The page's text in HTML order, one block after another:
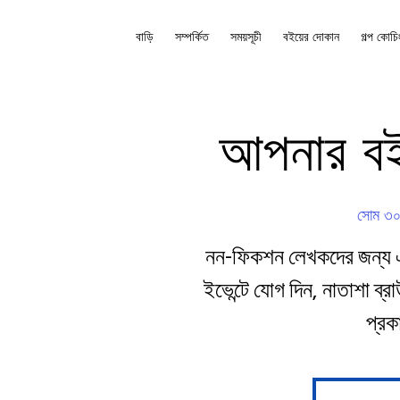
বাড়ি সম্পর্কিত সময়সূচী বইয়ের দোকান গল্প
আপনার
সোম
নন-ফিকশন লেখকদের জন্য
ইভেন্টে যোগ দিন, নাতাশা